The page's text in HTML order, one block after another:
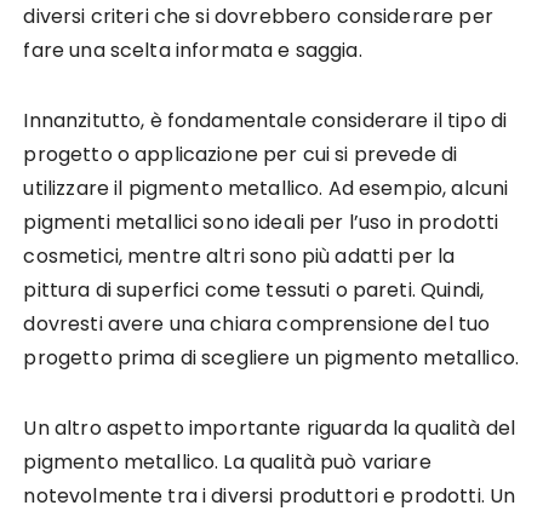
diversi criteri che si dovrebbero considerare per
fare una scelta informata e saggia.
Innanzitutto, è fondamentale considerare il tipo di
progetto o applicazione per cui si prevede di
utilizzare il pigmento metallico. Ad esempio, alcuni
pigmenti metallici sono ideali per l’uso in prodotti
cosmetici, mentre altri sono più adatti per la
pittura di superfici come tessuti o pareti. Quindi,
dovresti avere una chiara comprensione del tuo
progetto prima di scegliere un pigmento metallico.
Un altro aspetto importante riguarda la qualità del
pigmento metallico. La qualità può variare
notevolmente tra i diversi produttori e prodotti. Un